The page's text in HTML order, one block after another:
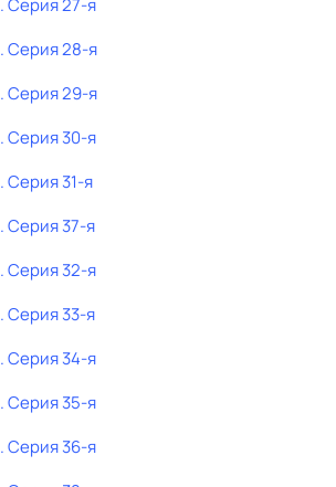
. Серия 27-я
. Серия 28-я
. Серия 29-я
. Серия 30-я
. Серия 31-я
. Серия 37-я
. Серия 32-я
. Серия 33-я
. Серия 34-я
. Серия 35-я
. Серия 36-я